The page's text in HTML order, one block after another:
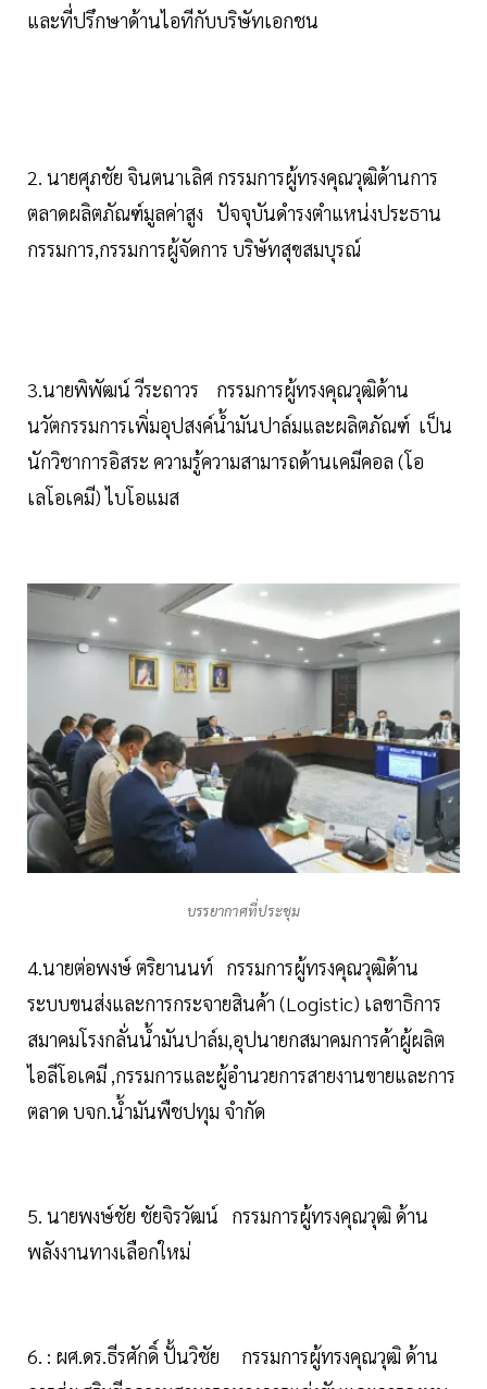
และที่ปรึกษาด้านไอทีกับบริษัทเอกชน
2. นายศุภชัย จินตนาเลิศ กรรมการผู้ทรงคุณวุฒิด้านการ
ตลาดผลิตภัณฑ์มูลค่าสูง ปัจจุบันดำรงตำแหน่งประธาน
กรรมการ,กรรมการผู้จัดการ บริษัทสุขสมบุรณ์
3.นายพิพัฒน์ วีระถาวร กรรมการผู้ทรงคุณวุฒิด้าน
นวัตกรรมการเพิ่มอุปสงค์น้ำมันปาล์มและผลิตภัณฑ์ เป็น
นักวิชาการอิสระ ความรู้ความสามารถด้านเคมีคอล (โอ
เลโอเคมี) ไบโอแมส
บรรยากาศที่ประชุม
4.นายต่อพงษ์ ตริยานนท์ กรรมการผู้ทรงคุณวุฒิด้าน
ระบบขนส่งและการกระจายสินค้า (Logistic) เลขาธิการ
สมาคมโรงกลั่นน้ำมันปาล์ม,อุปนายกสมาคมการค้าผู้ผลิต
ไอลีโอเคมี ,กรรมการและผู้อำนวยการสายงานขายและการ
ตลาด บจก.น้ำมันพืชปทุม จำกัด
5. นายพงษ์ชัย ชัยจิรวัฒน์ กรรมการผู้ทรงคุณวุฒิ ด้าน
พลังงานทางเลือกใหม่
6. : ผศ.ดร.ธีรศักดิ์ ปั้นวิชัย กรรมการผู้ทรงคุณวุฒิ ด้าน